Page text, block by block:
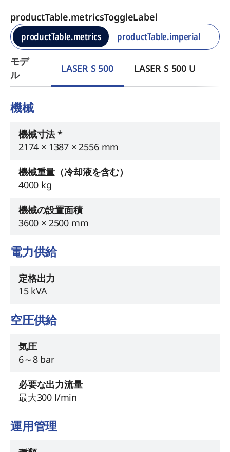
productTable.metricsToggleLabel
productTable.metrics
productTable.imperial
モデ
ル
LASER S 500 LASER S 500 U
機械
機械寸法 *
2174 × 1387 × 2556 mm
機械重量（冷却液を含む）
4000 kg
機械の設置面積
3600 × 2500 mm
電力供給
定格出力
15 kVA
空圧供給
気圧
6～8 bar
必要な出力流量
最大300 l/min
運用管理